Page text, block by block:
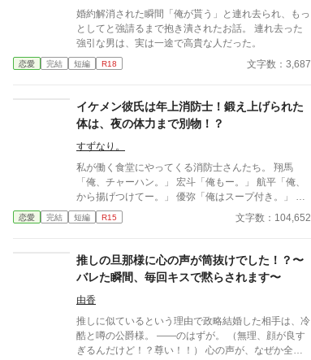
溺愛っぷり、いつまで「家族」で通せるのか？ 甘す
ぎる日常が、悠太の鈍感な理性を溶かし尽くす――最
初からクライマックスの、超高濃度イチャイチャ・ラ
ブコメ、開幕！
婚約解消された瞬間「俺が貰う」と連れ去られ、もっ
としてと強請るまで抱き潰されたお話。 連れ去った
強引な男は、実は一途で高貴な人だった。
恋愛 完結 短編 R18 文字数：3,687
イケメン彼氏は年上消防士！鍛え上げられた
体は、夜の体力まで別物！？
すずなり。
私が働く食堂にやってくる消防士さんたち。 翔馬
「俺、チャーハン。」 宏斗「俺もー。」 航平「俺、
から揚げつけてー。」 優弥「俺はスープ付き。」 み
んなガタイがよく、男前。 ひなた「はーいっ。ちょ
っと待ってくださいねーっ。」 慌ただしい昼時を過
なきゃいけないところがある。 ひなた「すみませー
ん、子供のお迎えにきましたー。」 保育園に迎えに
行かなきゃいけない子、『太陽』。 私は子供と一緒
に・・・暮らしてる。 ーーーーーーーーーーーーー
ーーー 翔馬「おいおい嘘だろ？」 宏斗「子供・・・
いたんだ・・。」 航平「いくつん時の子だ
よ・・・・。」 優弥「マジか・・・。」 消防署で開
かれたお祭りに連れて行った太陽。 太陽の存在を知
恋愛 完結 短編 R15 文字数：104,652
推しの旦那様に心の声が筒抜けでした！？〜
バレた瞬間、毎回キスで黙らされます〜
由香
推しに似ているという理由で政略結婚した相手は、冷
酷と噂の公爵様。 ――のはずが。 （無理、顔が良す
ぎるんだけど！？尊い！！） 心の声が、なぜか全部